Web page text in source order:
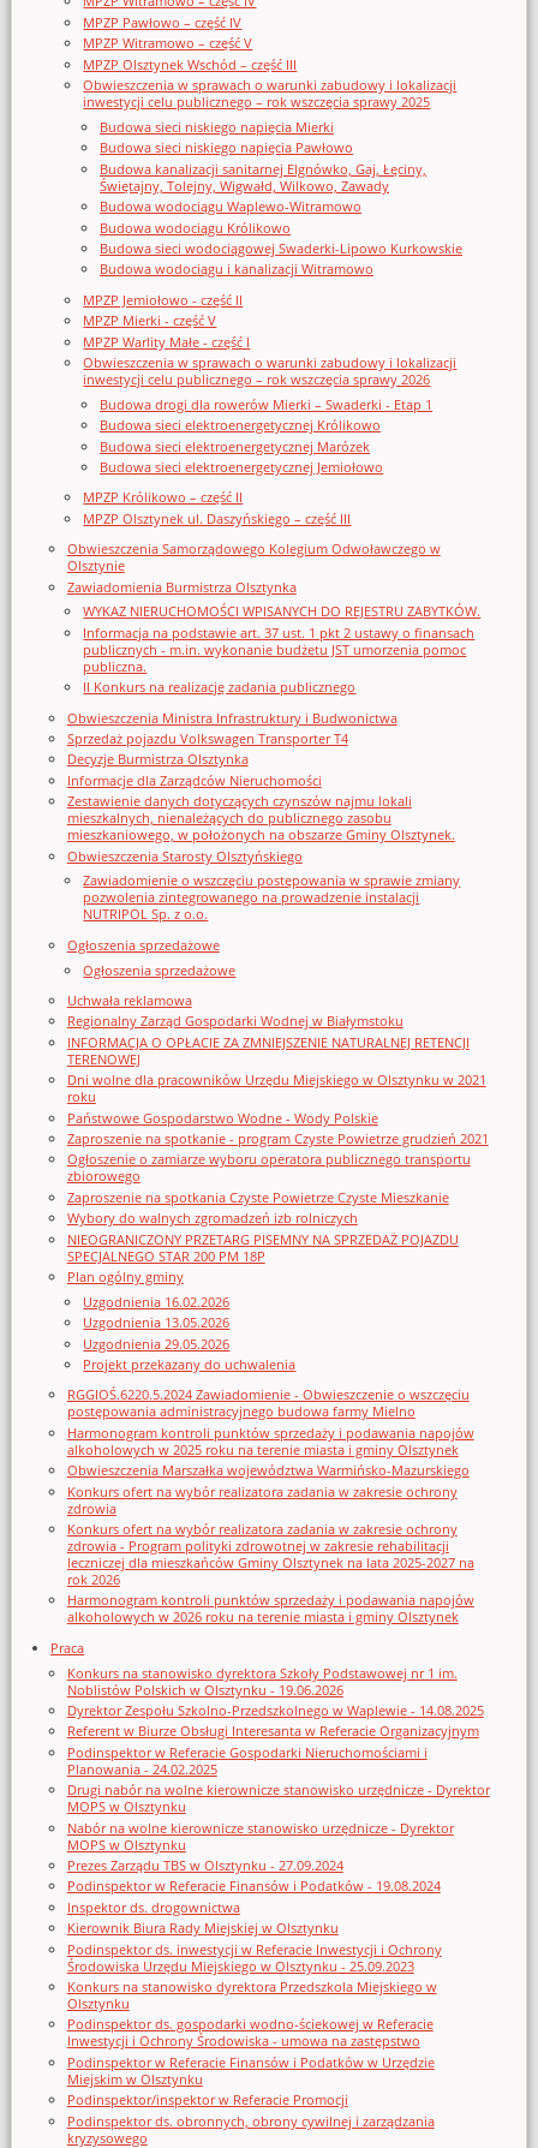
MPZP Pawłowo – część IV
MPZP Witramowo – część V
MPZP Olsztynek Wschód – część III
Obwieszczenia w sprawach o warunki zabudowy i lokalizacji
inwestycji celu publicznego – rok wszczęcia sprawy 2025
Budowa sieci niskiego napięcia Mierki
Budowa sieci niskiego napięcia Pawłowo
Budowa kanalizacji sanitarnej Elgnówko, Gaj, Łęciny,
Świętajny, Tolejny, Wigwałd, Wilkowo, Zawady
Budowa wodociągu Waplewo-Witramowo
Budowa wodociągu Królikowo
Budowa sieci wodociągowej Swaderki-Lipowo Kurkowskie
Budowa wodociągu i kanalizacji Witramowo
MPZP Jemiołowo - część II
MPZP Mierki - część V
MPZP Warlity Małe - część I
Obwieszczenia w sprawach o warunki zabudowy i lokalizacji
inwestycji celu publicznego – rok wszczęcia sprawy 2026
Budowa drogi dla rowerów Mierki – Swaderki - Etap 1
Budowa sieci elektroenergetycznej Królikowo
Budowa sieci elektroenergetycznej Marózek
Budowa sieci elektroenergetycznej Jemiołowo
MPZP Królikowo – część II
MPZP Olsztynek ul. Daszyńskiego – część III
Obwieszczenia Samorządowego Kolegium Odwoławczego w
Olsztynie
Zawiadomienia Burmistrza Olsztynka
WYKAZ NIERUCHOMOŚCI WPISANYCH DO REJESTRU ZABYTKÓW.
Informacja na podstawie art. 37 ust. 1 pkt 2 ustawy o finansach
publicznych - m.in. wykonanie budżetu JST umorzenia pomoc
publiczna.
II Konkurs na realizację zadania publicznego
Obwieszczenia Ministra Infrastruktury i Budwonictwa
Sprzedaż pojazdu Volkswagen Transporter T4
Decyzje Burmistrza Olsztynka
Informacje dla Zarządców Nieruchomości
Zestawienie danych dotyczących czynszów najmu lokali
mieszkalnych, nienależących do publicznego zasobu
mieszkaniowego, w położonych na obszarze Gminy Olsztynek.
Obwieszczenia Starosty Olsztyńskiego
Zawiadomienie o wszczęciu postępowania w sprawie zmiany
pozwolenia zintegrowanego na prowadzenie instalacji
NUTRIPOL Sp. z o.o.
Ogłoszenia sprzedażowe
Ogłoszenia sprzedażowe
Uchwała reklamowa
Regionalny Zarząd Gospodarki Wodnej w Białymstoku
INFORMACJA O OPŁACIE ZA ZMNIEJSZENIE NATURALNEJ RETENCJI
TERENOWEJ
Dni wolne dla pracowników Urzędu Miejskiego w Olsztynku w 2021
roku
Państwowe Gospodarstwo Wodne - Wody Polskie
Zaproszenie na spotkanie - program Czyste Powietrze grudzień 2021
Ogłoszenie o zamiarze wyboru operatora publicznego transportu
zbiorowego
Zaproszenie na spotkania Czyste Powietrze Czyste Mieszkanie
Wybory do walnych zgromadzeń izb rolniczych
NIEOGRANICZONY PRZETARG PISEMNY NA SPRZEDAŻ POJAZDU
SPECJALNEGO STAR 200 PM 18P
Plan ogólny gminy
Uzgodnienia 16.02.2026
Uzgodnienia 13.05.2026
Uzgodnienia 29.05.2026
Projekt przekazany do uchwalenia
RGGIOŚ.6220.5.2024 Zawiadomienie - Obwieszczenie o wszczęciu
postępowania administracyjnego budowa farmy Mielno
Harmonogram kontroli punktów sprzedaży i podawania napojów
alkoholowych w 2025 roku na terenie miasta i gminy Olsztynek
Obwieszczenia Marszałka województwa Warmińsko-Mazurskiego
Konkurs ofert na wybór realizatora zadania w zakresie ochrony
zdrowia
Konkurs ofert na wybór realizatora zadania w zakresie ochrony
zdrowia - Program polityki zdrowotnej w zakresie rehabilitacji
leczniczej dla mieszkańców Gminy Olsztynek na lata 2025-2027 na
rok 2026
Harmonogram kontroli punktów sprzedaży i podawania napojów
alkoholowych w 2026 roku na terenie miasta i gminy Olsztynek
Praca
Konkurs na stanowisko dyrektora Szkoły Podstawowej nr 1 im.
Noblistów Polskich w Olsztynku - 19.06.2026
Dyrektor Zespołu Szkolno-Przedszkolnego w Waplewie - 14.08.2025
Referent w Biurze Obsługi Interesanta w Referacie Organizacyjnym
Podinspektor w Referacie Gospodarki Nieruchomościami i
Planowania - 24.02.2025
Drugi nabór na wolne kierownicze stanowisko urzędnicze - Dyrektor
MOPS w Olsztynku
Nabór na wolne kierownicze stanowisko urzędnicze - Dyrektor
MOPS w Olsztynku
Prezes Zarządu TBS w Olsztynku - 27.09.2024
Podinspektor w Referacie Finansów i Podatków - 19.08.2024
Inspektor ds. drogownictwa
Kierownik Biura Rady Miejskiej w Olsztynku
Podinspektor ds. inwestycji w Referacie Inwestycji i Ochrony
Środowiska Urzędu Miejskiego w Olsztynku - 25.09.2023
Konkurs na stanowisko dyrektora Przedszkola Miejskiego w
Olsztynku
Podinspektor ds. gospodarki wodno-ściekowej w Referacie
Inwestycji i Ochrony Środowiska - umowa na zastępstwo
Podinspektor w Referacie Finansów i Podatków w Urzędzie
Miejskim w Olsztynku
Podinspektor/inspektor w Referacie Promocji
Podinspektor ds. obronnych, obrony cywilnej i zarządzania
kryzysowego